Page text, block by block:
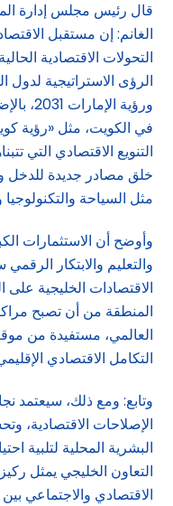
قال رئيس مجلس إدارة
الغانم: إن مستقبل
التحولات الاقتصادية
ورؤية
التنويع الاقتصادي التي
خلق مصادر جديدة للدخل
مثل السياحة
وأوضح أن الاستثمارات
والتعليم والابتكار
الاقتصادات الخليجية
المنطقة من أن تصبح
العالمي، مستفيدة من
التكامل الاقتصادي
وتابع: ومع ذلك، سيعتمد
الإصلاحات الاقتصادية،
البشرية المحلية لتلبية
التعاون الخليجي يمثل
الاقتصادي والاجتماعي